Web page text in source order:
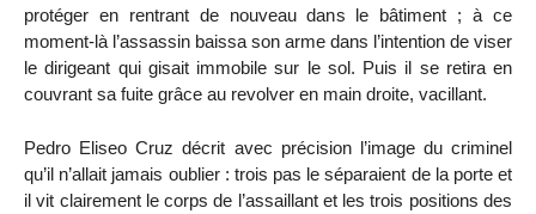
protéger en rentrant de nouveau dans le bâtiment ; à ce
moment-là l’assassin baissa son arme dans l’intention de viser
le dirigeant qui gisait immobile sur le sol. Puis il se retira en
couvrant sa fuite grâce au revolver en main droite, vacillant.
Pedro Eliseo Cruz décrit avec précision l’image du criminel
qu’il n’allait jamais oublier : trois pas le séparaient de la porte et
il vit clairement le corps de l’assaillant et les trois positions des